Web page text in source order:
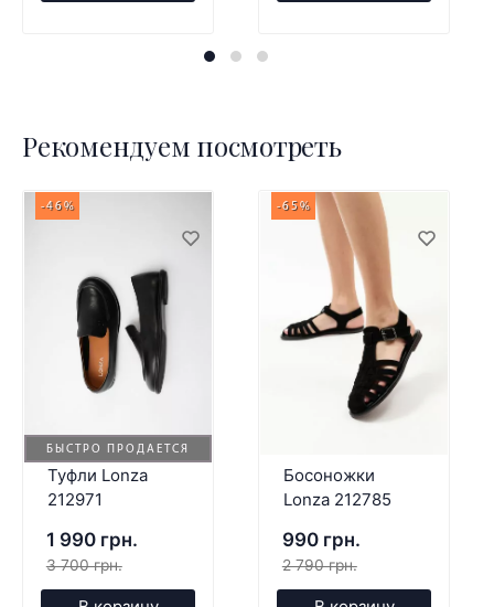
Рекомендуем посмотреть
БЫСТРО ПРОДАЕТСЯ
-46%
Туфли Lonza
212971
1 990 грн.
3 700 грн.
-65%
Босоножки
Lonza 212785
990 грн.
2 790 грн.